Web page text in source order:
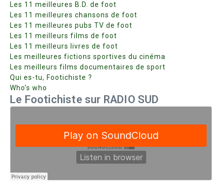
Les 11 meilleures B.D. de foot
Les 11 meilleures chansons de foot
Les 11 meilleures pubs TV de foot
Les 11 meilleurs films de foot
Les 11 meilleurs livres de foot
Les meilleures fictions sportives du cinéma
Les meilleurs films documentaires de sport
Qui es-tu, Footichiste ?
Who’s who
Le Footichiste sur RADIO SUD